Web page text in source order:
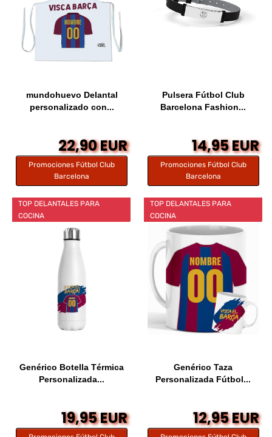
mundohuevo Delantal
personalizado con...
22,90 EUR
Promociones Fútbol Club
Barcelona
Pulsera Fútbol Club
Barcelona Fashion...
14,95 EUR
Promociones Fútbol Club
Barcelona
TOP DELANTALES PARA
COCINA
Genérico Botella Térmica
Personalizada...
19,95 EUR
TOP DELANTALES PARA
COCINA
Genérico Taza
Personalizada Fútbol...
12,95 EUR